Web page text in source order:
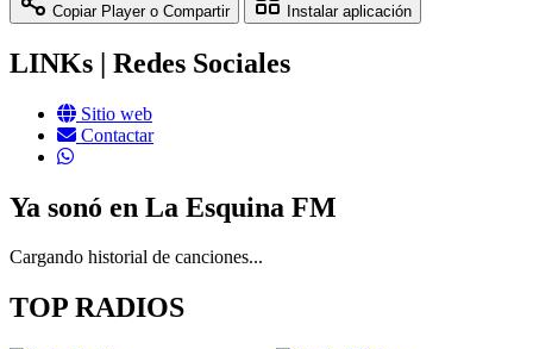
Copiar Player o Compartir Instalar aplicación
LINKs | Redes Sociales
Sitio web
Contactar
Ya sonó en La Esquina FM
Cargando historial de canciones...
TOP RADIOS